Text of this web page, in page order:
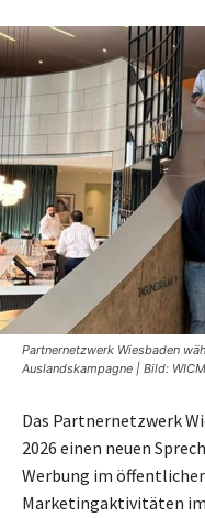
Partnernetzwerk Wiesbaden
Auslandskampagne | Bild: WICM
Das Partnernetzwerk
2026 einen neuen
Werbung im
Marketingaktivitäten im